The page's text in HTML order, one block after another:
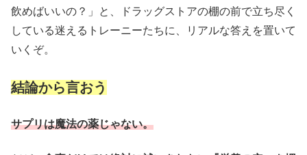
飲めばいいの？」と、ドラッグストアの棚の前で立ち尽く
している迷えるトレーニーたちに、リアルな答えを置いて
いくぞ。
結論から言おう
サプリは魔法の薬じゃない。